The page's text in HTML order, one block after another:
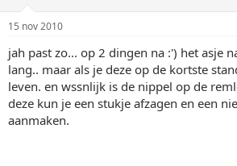
15 nov 2010
jah past zo... op 2 dingen na :') het asje
lang.. maar als je deze op de kortste
leven. en wssnlijk is de nippel op de
deze kun je een stukje afzagen en een
aanmaken.